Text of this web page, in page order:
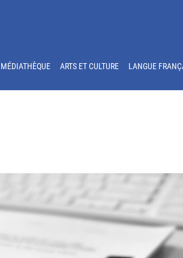
MÉDIATHÈQUE ARTS ET CULTURE LANGUE